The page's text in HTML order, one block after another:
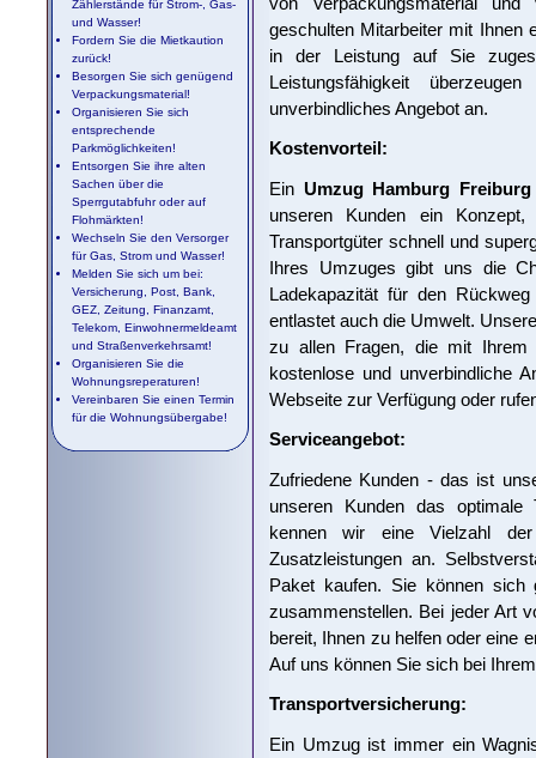
geschulten Mitarbeiter mit Ihnen
in der Leistung auf Sie
Leistungsfähigkeit
unverbindliches Angebot an.
Kostenvorteil:
Ein Umzug Hamburg Freiburg
unseren Kunden ein
Transportgüter schnell und
Ihres Umzuges gibt uns die
Ladekapazität für den
entlastet auch die Umwelt.
zu allen Fragen, die mit Ihrem
kostenlose und unverbindliche
Webseite zur Verfügung oder
Serviceangebot:
Zufriedene Kunden - das ist
unseren Kunden das optimale
kennen wir eine Vielzahl
Zusatzleistungen an.
Paket kaufen. Sie können sich
zusammenstellen. Bei jeder Art
bereit, Ihnen zu helfen oder eine
Auf uns können Sie sich bei
Transportversicherung:
Ein Umzug ist immer ein
Zählerstände für Strom-, Gas-
und Wasser!
Fordern Sie die Mietkaution
zurück!
Besorgen Sie sich genügend
Verpackungsmaterial!
Organisieren Sie sich
entsprechende
Parkmöglichkeiten!
Entsorgen Sie ihre alten
Sachen über die
Sperrgutabfuhr oder auf
Flohmärkten!
Wechseln Sie den Versorger
für Gas, Strom und Wasser!
Melden Sie sich um bei:
Versicherung, Post, Bank,
GEZ, Zeitung, Finanzamt,
Telekom, Einwohnermeldeamt
und Straßenverkehrsamt!
Organisieren Sie die
Wohnungsreperaturen!
Vereinbaren Sie einen Termin
für die Wohnungsübergabe!